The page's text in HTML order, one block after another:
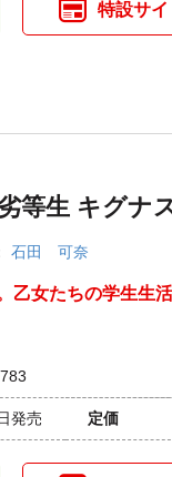
特設サイ
等生 キグナ
石田 可奈
乙女たちの学生生
発売 定価